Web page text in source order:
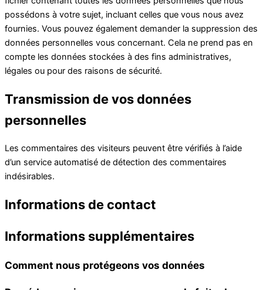
possédons à votre sujet, incluant celles que vous nous avez
fournies. Vous pouvez également demander la suppression des
données personnelles vous concernant. Cela ne prend pas en
compte les données stockées à des fins administratives,
légales ou pour des raisons de sécurité.
Transmission de vos données
personnelles
Les commentaires des visiteurs peuvent être vérifiés à l’aide
d’un service automatisé de détection des commentaires
indésirables.
Informations de contact
Informations supplémentaires
Comment nous protégeons vos données